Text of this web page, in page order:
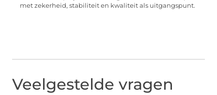
met zekerheid, stabiliteit en kwaliteit als uitgangspunt.
Veelgestelde vragen